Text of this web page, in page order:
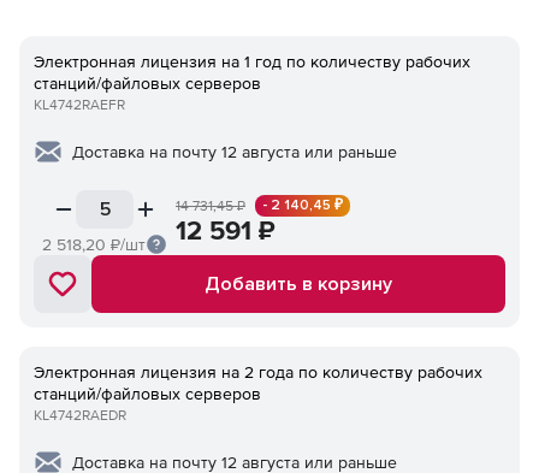
Электронная лицензия на 1 год по количеству рабочих
станций/файловых серверов
KL4742RAEFR
Доставка на почту 12 августа или раньше
2 518,20 ₽/шт
14 731,45₽ - 2 140,45 ₽
12 591 ₽
Добавить в корзину
Электронная лицензия на 2 года по количеству рабочих
станций/файловых серверов
KL4742RAEDR
Доставка на почту 12 августа или раньше